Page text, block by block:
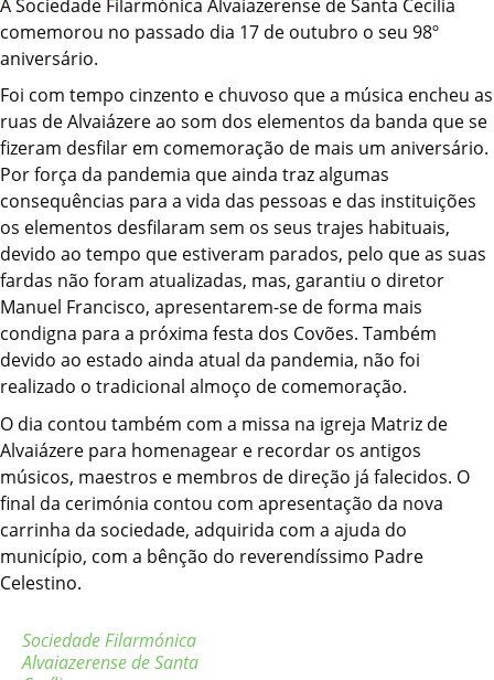
A Sociedade Filarmónica Alvaiazerense de Santa Cecília
comemorou no passado dia 17 de outubro o seu 98º
aniversário.
Foi com tempo cinzento e chuvoso que a música encheu as
ruas de Alvaiázere ao som dos elementos da banda que se
fizeram desfilar em comemoração de mais um aniversário.
Por força da pandemia que ainda traz algumas
consequências para a vida das pessoas e das instituições
os elementos desfilaram sem os seus trajes habituais,
devido ao tempo que estiveram parados, pelo que as suas
fardas não foram atualizadas, mas, garantiu o diretor
Manuel Francisco, apresentarem-se de forma mais
condigna para a próxima festa dos Covões. Também
devido ao estado ainda atual da pandemia, não foi
realizado o tradicional almoço de comemoração.
O dia contou também com a missa na igreja Matriz de
Alvaiázere para homenagear e recordar os antigos
músicos, maestros e membros de direção já falecidos. O
final da cerimónia contou com apresentação da nova
carrinha da sociedade, adquirida com a ajuda do
município, com a bênção do reverendíssimo Padre
Celestino.
Sociedade Filarmónica
Alvaiazerense de Santa